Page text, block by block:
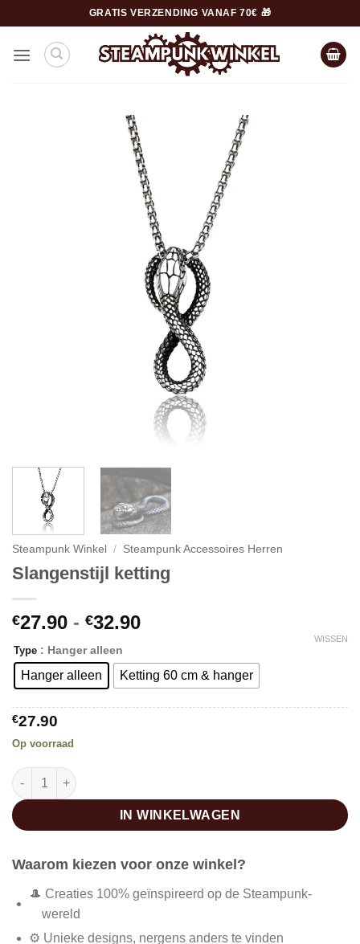
naar
inhoud
GRATIS VERZENDING VANAF 70€ 🎁
Steampunk Winkel / Steampunk Accessoires Herren
Slangenstijl ketting
€27.90 - €32.90
Type : Hanger alleen
Hanger alleen Ketting 60 cm & hanger
WISSEN
€27.90
Op voorraad
Slangenstijl ketting aantal
IN WINKELWAGEN
Waarom kiezen voor onze winkel?
🎩 Creaties 100% geïnspireerd op de Steampunk-
wereld
⚙️ Unieke designs, nergens anders te vinden